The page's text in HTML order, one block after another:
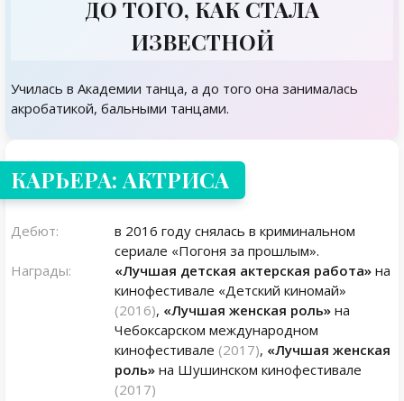
ДО ТОГО, КАК СТАЛА
ИЗВЕСТНОЙ
Училась в Академии танца, а до того она занималась
акробатикой, бальными танцами.
КАРЬЕРА: АКТРИСА
Дебют:
в 2016 году снялась в криминальном
сериале «Погоня за прошлым».
Награды:
«Лучшая детская актерская работа» на
кинофестивале «Детский киномай»
(2016), «Лучшая женская роль» на
Чебоксарском международном
кинофестивале (2017), «Лучшая женская
роль» на Шушинском кинофестивале
(2017)